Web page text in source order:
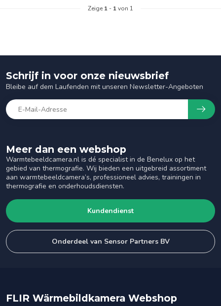
Zeige 1 - 1von 1
Meer dan een webshop
Warmtebeeldcamera.nl is dé specialist in de Benelux op het
gebied van thermografie. Wij bieden een uitgebreid assortiment
aan warmtebeeldcamera’s, professioneel advies, trainingen in
thermografie en onderhoudsdiensten.
Kundendienst
Onderdeel van Sensor Partners BV
Schrijf in voor onze nieuwsbrief
Bleibe auf dem Laufenden mit unseren Newsletter-Angeboten
FLIR Wärmebildkamera Webshop